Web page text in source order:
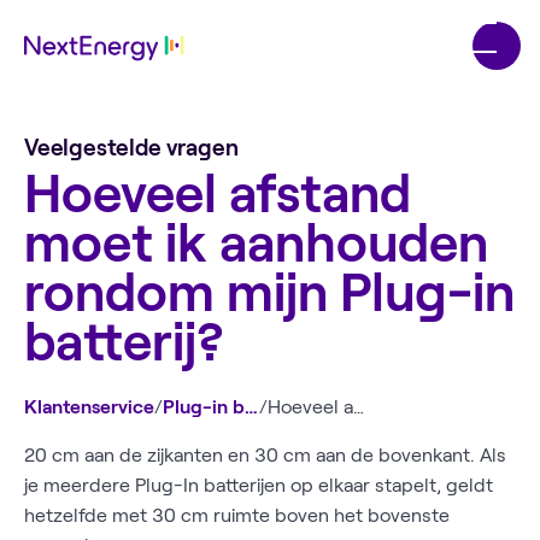
Veelgestelde vragen
Hoeveel afstand
moet ik aanhouden
rondom mijn Plug-in
batterij?
Klantenservice/ Plug-in batterij/ Hoeveel afstand moet ik aanhouden rondom mijn Plug-in batterij?
20 cm aan de zijkanten en 30 cm aan de bovenkant. Als
je meerdere Plug-In batterijen op elkaar stapelt, geldt
hetzelfde met 30 cm ruimte boven het bovenste